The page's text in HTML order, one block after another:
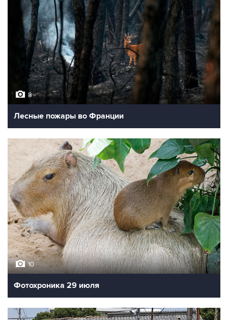
8
Лесные пожары во Франции
10
Фотохроника 29 июля